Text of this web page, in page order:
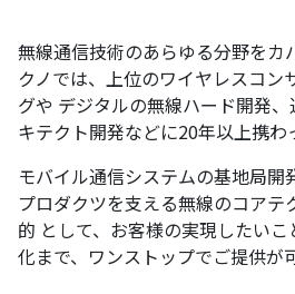
無線通信技術のあらゆる分野をカ
クノでは、上位のワイヤレスコン
グや デジタルの無線ハード開発
キテクト開発などに20年以上携わ
モバイル通信システムの基地局開
プロダクツを支える無線のコアテ
的 として、お客様の実現したい
化まで、ワンストップでご提供が